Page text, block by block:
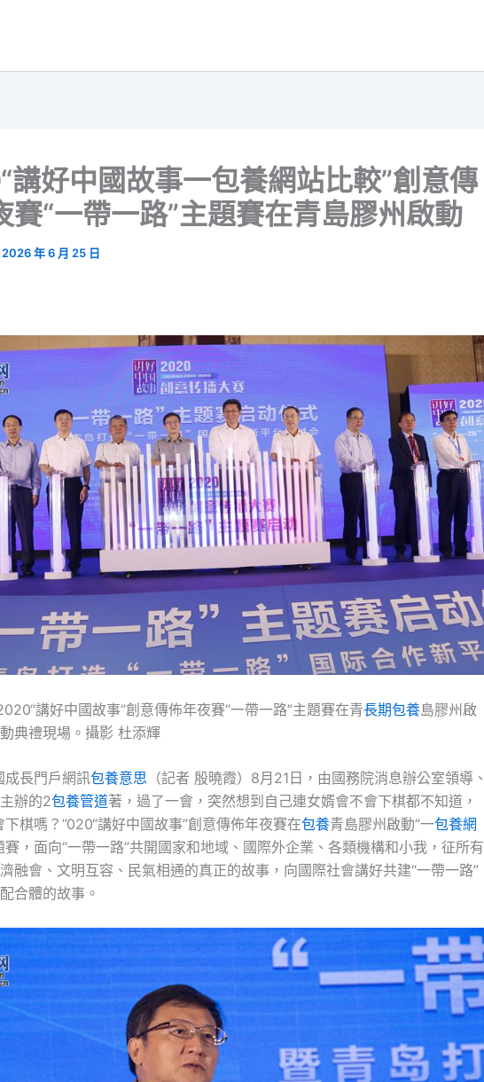
講好中國故事一包養網站比較”創意傳
賽“一帶一路”主題賽在青島膠州啟動
2026 年 6 月 25 日
講好中國故事”創意傳佈年夜賽“一帶一路”主題賽在青長期包養島膠州啟
典禮現場。攝影 杜添輝
成長門戶網訊包養意思 （記者 殷曉霞）8月21日，由國務院消息辦公室領導、
辦的2包養管道著，過了一會，突然想到自己連女婿會不會下棋都不知道，
下棋嗎？”020“講好中國故事”創意傳佈年夜賽在包養青島膠州啟動“一包養網
賽，面向“一帶一路”共開國家和地域、國際外企業、各類機構和小我，征所有
融會、文明互容、民氣相通的真正的故事，向國際社會講好共建“一帶一路”
合體的故事。